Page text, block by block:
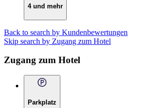
4 und mehr
Back to search by Kundenbewertungen
Skip search by Zugang zum Hotel
Zugang zum Hotel
Parkplatz